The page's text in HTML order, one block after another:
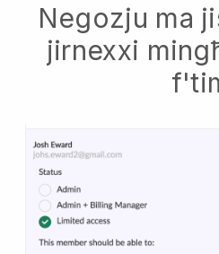
Negozju ma
jirnexxi